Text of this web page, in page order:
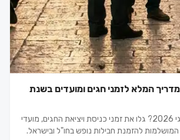
המלא לזמני חגים ומועדים בשנת
מתכננים חופשה בחגי 2026? גלו את זמני כניסת ויציאת החגים, מועדי
המושלמות להזמנת חבילות נופש בחו"ל ובישראל.